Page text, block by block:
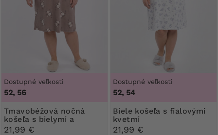
Dostupné veľkosti
52, 56
Tmavobéžová nočná
košeľa s bielymi a
béžovými kvetmi
21,99 €
Dostupné veľkosti
52, 54
Biele košeľa s fialovými
kvetmi
21,99 €